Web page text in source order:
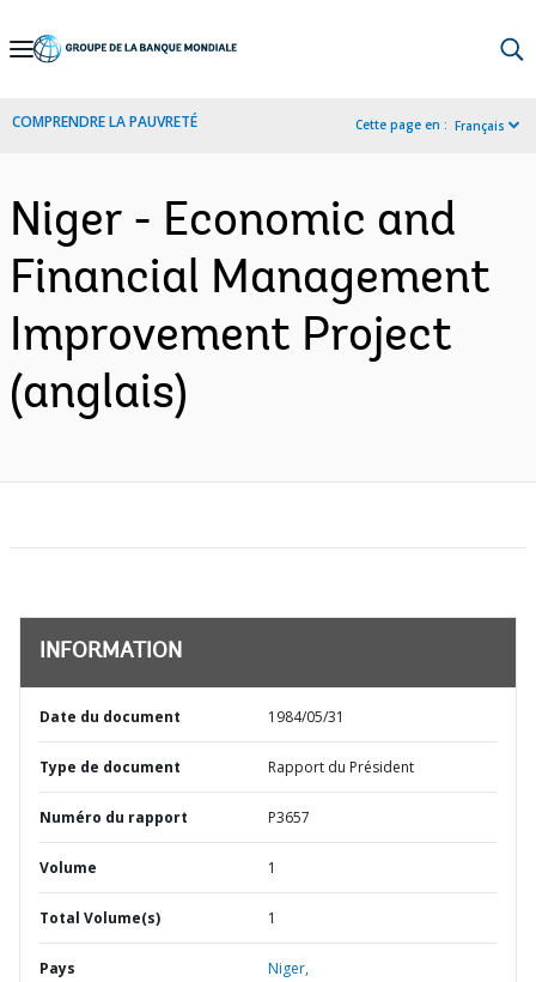
Skip
Navigation
COMPRENDRE LA PAUVRETÉ Cette page en : Français
Niger - Economic and
Financial Management
Improvement Project
(anglais)
INFORMATION
Date du document 1984/05/31
Type de document Rapport du Président
Numéro du rapport P3657
Volume 1
Total Volume(s) 1
Pays Niger,